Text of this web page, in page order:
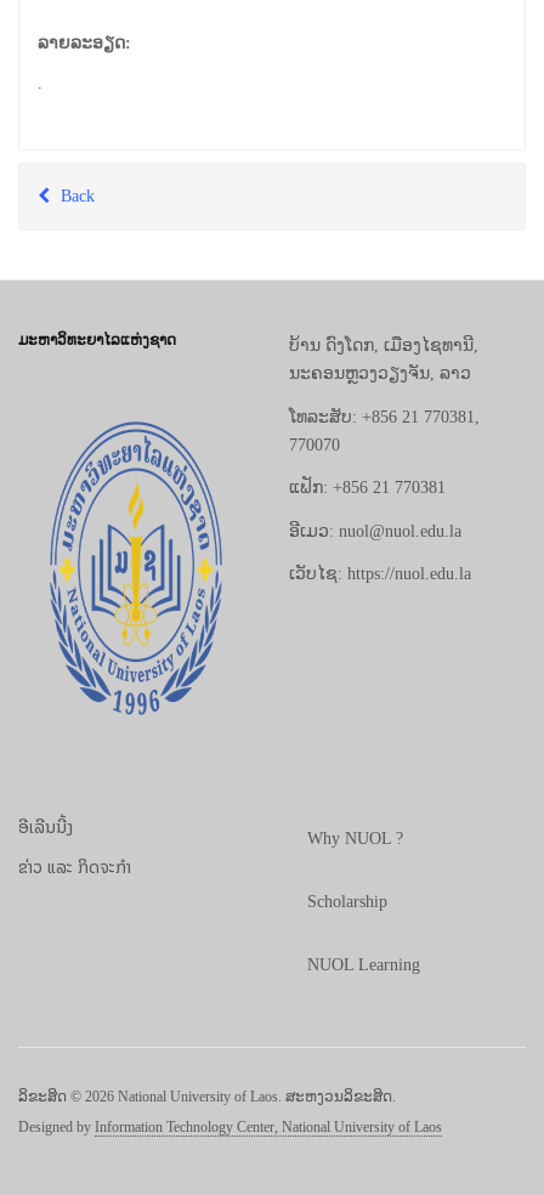
ລາຍລະອຽດ:
.
Back
ມະຫາວິທະຍາໄລແຫ່ງຊາດ
ບ້ານ ດົງໂດກ, ເມືອງໄຊທານີ,
ນະຄອນຫຼວງວຽງຈັນ, ລາວ
ໂທລະສັບ: +856 21 770381,
770070
ແຟັກ: +856 21 770381
ອີເມວ: nuol@nuol.edu.la
ເວັບໄຊ: https://nuol.edu.la
ອີເລີນນີ້ງ
ຂ່າວ ແລະ ກິດຈະກຳ
Why NUOL ?
Scholarship
NUOL Learning
ລິຂະສິດ © 2026 National University of Laos. ສະຫງວນລິຂະສິດ.
Designed by Information Technology Center, National University of Laos